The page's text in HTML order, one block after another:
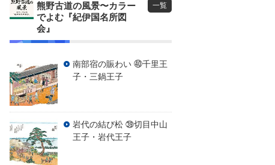
熊野古道の風景〜カラー
でよむ『紀伊国名所図
会』
一覧
南部宿の賑わい ㊵千里王
子・三鍋王子
岩代の結び松 ㊴切目中山
王子・岩代王子